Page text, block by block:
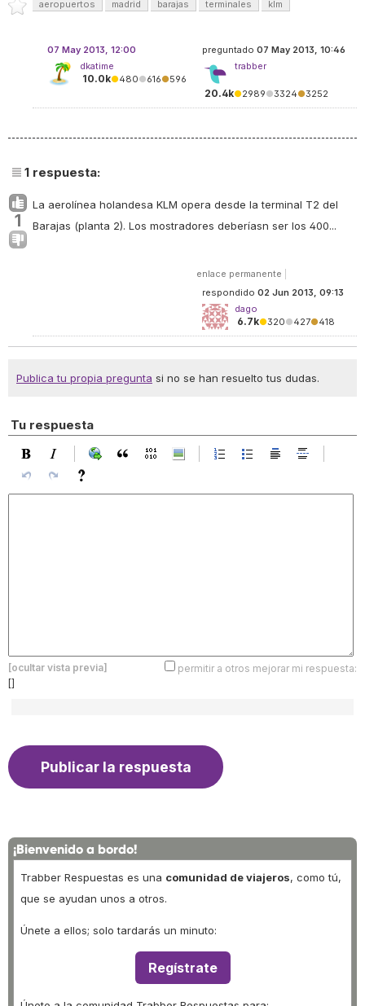
aeropuertos madrid barajas terminales klm
preguntado 07 May 2013, 10:46
trabber
20.4k●2989●3324●3252
07 May 2013, 12:00
dkatime
10.0k●480●616●596
1 respuesta:
1
La aerolínea holandesa KLM opera desde la terminal T2 del
Barajas (planta 2). Los mostradores deberíasn ser los 400...
enlace permanente
respondido 02 Jun 2013, 09:13
dago
6.7k●320●427●418
Publica tu propia pregunta si no se han resuelto tus dudas.
Tu respuesta
[ocultar vista previa]
permitir a otros mejorar mi respuesta:
[]
¡Bienvenido a bordo!
Trabber Respuestas es una comunidad de viajeros, como tú,
que se ayudan unos a otros.
Únete a ellos; solo tardarás un minuto:
Regístrate